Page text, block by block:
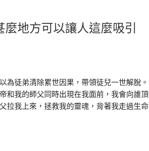
地方可以讓人這麼吸引
為徒弟清除累世因果，帶領徒兒一世解脫。
和我的師父同時出現在我面前，我會向誰頂
拉我上來，拯救我的靈魂，背著我走過生命